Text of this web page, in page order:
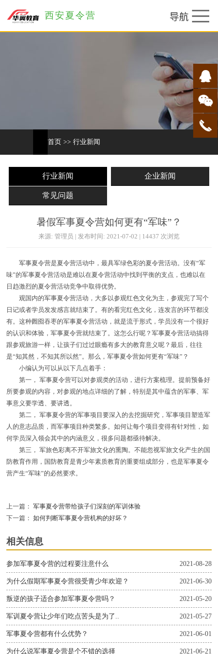
西安夏令营
首页 >> 行业新闻
行业新闻 企业新闻
常见问题
暑假军事夏令营如何更有“军味”？
来源: 管理员 | 发布时间: 2021-07-02 | 14437 次浏览
军事夏令营是夏令营活动中，最具军绿色彩的夏令营活动。没有“军
味”的军事夏令营活动是难以在夏令营活动中找到平衡的支点，也难以在
日趋激烈的夏令营活动竞争中取得优势。
观国内的军事夏令营活动，大多以参观红色文化为主，参观完了写个
日记或者学员发发感言就结束了。有的看完红色文化，连发言的环节都没
有。这种囫囵吞枣的军事夏令营活动，就是流于形式，学员没有一个很好
的认识和体验，军事夏令营就结束了。这怎么行呢？军事夏令营活动搞得
跟参观旅游一样，让孩子们过过眼瘾有多大的教育意义呢？最后，往往
是“知其然，不知其所以然”。那么，军事夏令营如何更有“军味”？
小编认为可以从以下几点着手：
第一， 军事夏令营可以对参观类的活动，进行方案梳理。提前预备好
所要参观的内容，对参观的地点详细的了解，特别是其中蕴含的军事、军
事意义要学透、要讲透。
第二， 军事夏令营的军事项目要深入的去挖掘研究，军事项目塑造军
人的意志品质，而军事项目种类繁多。如何让每个项目变得有针对性，如
何学员深入领会其中的内涵意义，很多问题都亟待解决。
第三， 军旅色彩离不开军旅文化的熏陶。不能忽视军旅文化产生的国
防教育作用，国防教育是青少年素质教育的重要组成部分，也是军事夏令
营产生“军味”的必然要求。
上一篇： 军事夏令营带给孩子们深刻的军训体验
下一篇： 如何判断军事夏令营机构的好坏？
相关信息
2021-08-28
参加军事夏令营的过程要注意什么
2021-06-30
为什么假期军事夏令营很受青少年欢迎？
2021-05-20
叛逆的孩子适合参加军事夏令营吗？
2021-05-27
军训夏令营让少年们吃点苦头是为了..
2021-06-01
军事夏令营都有什么优势？
2021-06-21
为什么说军事夏令营是个不错的选择